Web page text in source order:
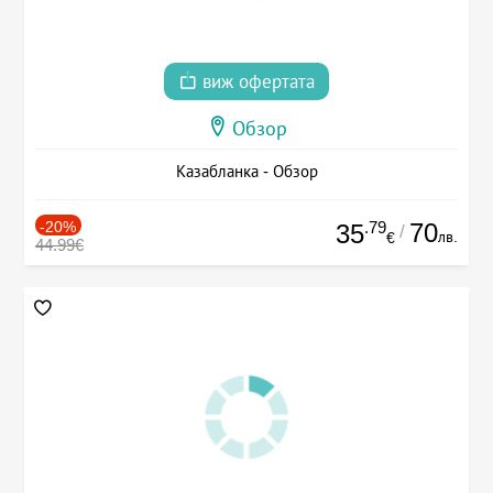
виж офертата
Обзор
Казабланка - Обзор
-20%
44.99€ 35.79
€ / 70лв.